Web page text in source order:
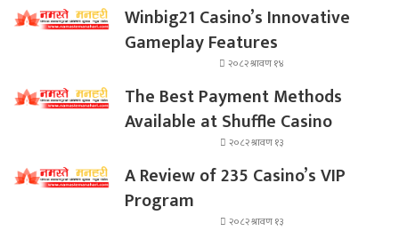
Winbig21 Casino’s Innovative
Gameplay Features
२०८२ श्रावण १४
The Best Payment Methods
Available at Shuffle Casino
२०८२ श्रावण १३
A Review of 235 Casino’s VIP
Program
२०८२ श्रावण १३